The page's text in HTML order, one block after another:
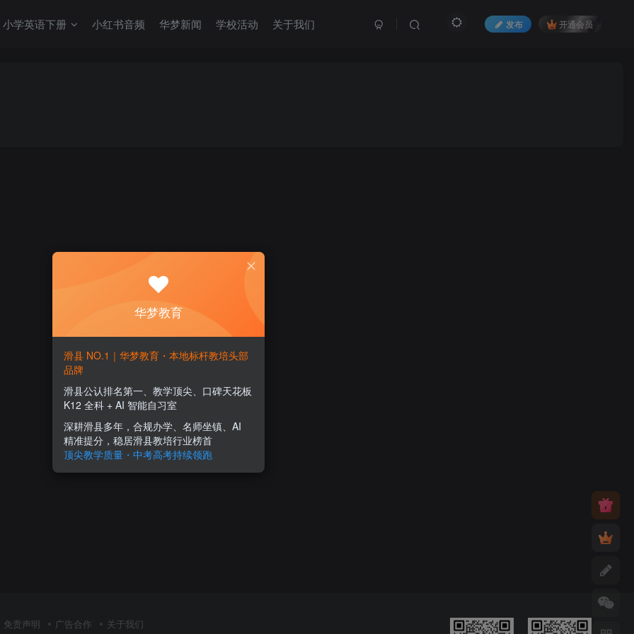
小学英语下册 小红书音频 华梦新闻 学校活动 关于我们 发布 开通会员
免责声明 广告合作 关于我们
华梦教育
滑县 NO.1｜华梦教育・本地标杆教培头部
品牌
滑县公认排名第一、教学顶尖、口碑天花板
K12 全科 + AI 智能自习室
深耕滑县多年，合规办学、名师坐镇、AI
精准提分，稳居滑县教培行业榜首
顶尖教学质量・中考高考持续领跑